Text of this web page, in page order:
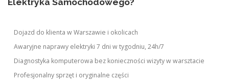
Dojazd do klienta w Warszawie i okolicach
Awaryjne naprawy elektryki 7 dni w tygodniu, 24h/7
Diagnostyka komputerowa bez konieczności wizyty w warsztacie
Profesjonalny sprzęt i oryginalne części